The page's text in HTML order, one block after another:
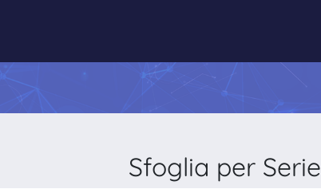
Sfoglia per Serie